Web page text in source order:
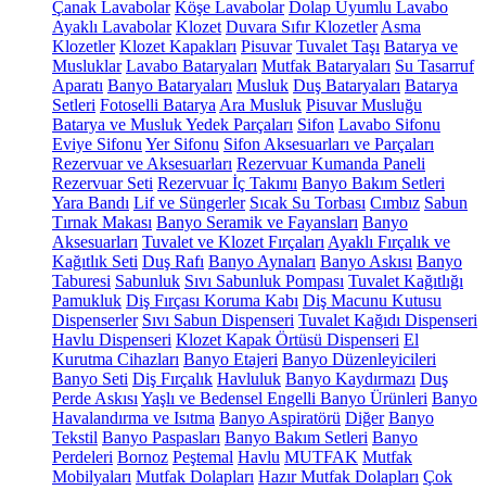
Çanak Lavabolar Köşe Lavabolar Dolap Uyumlu Lavabo
Ayaklı Lavabolar Klozet Duvara Sıfır Klozetler Asma
Klozetler Klozet Kapakları Pisuvar Tuvalet Taşı Batarya ve
Musluklar Lavabo Bataryaları Mutfak Bataryaları Su Tasarruf
Aparatı Banyo Bataryaları Musluk Duş Bataryaları Batarya
Setleri Fotoselli Batarya Ara Musluk Pisuvar Musluğu
Batarya ve Musluk Yedek Parçaları Sifon Lavabo Sifonu
Eviye Sifonu Yer Sifonu Sifon Aksesuarları ve Parçaları
Rezervuar ve Aksesuarları Rezervuar Kumanda Paneli
Rezervuar Seti Rezervuar İç Takımı Banyo Bakım Setleri
Yara Bandı Lif ve Süngerler Sıcak Su Torbası Cımbız Sabun
Tırnak Makası Banyo Seramik ve Fayansları Banyo
Aksesuarları Tuvalet ve Klozet Fırçaları Ayaklı Fırçalık ve
Kağıtlık Seti Duş Rafı Banyo Aynaları Banyo Askısı Banyo
Taburesi Sabunluk Sıvı Sabunluk Pompası Tuvalet Kağıtlığı
Pamukluk Diş Fırçası Koruma Kabı Diş Macunu Kutusu
Dispenserler Sıvı Sabun Dispenseri Tuvalet Kağıdı Dispenseri
Havlu Dispenseri Klozet Kapak Örtüsü Dispenseri El
Kurutma Cihazları Banyo Etajeri Banyo Düzenleyicileri
Banyo Seti Diş Fırçalık Havluluk Banyo Kaydırmazı Duş
Perde Askısı Yaşlı ve Bedensel Engelli Banyo Ürünleri Banyo
Havalandırma ve Isıtma Banyo Aspiratörü Diğer Banyo
Tekstil Banyo Paspasları Banyo Bakım Setleri Banyo
Perdeleri Bornoz Peştemal Havlu MUTFAK Mutfak
Mobilyaları Mutfak Dolapları Hazır Mutfak Dolapları Çok